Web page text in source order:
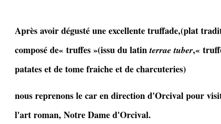
Après avoir dégusté une excellente truffade,(plat
composé de« truffes »(issu du latinterrae tuber,«
patates et de tome fraiche et de charcuteries)
nous reprenons le car en direction d'Orcival pour
l'art roman, Notre Dame d'Orcival.